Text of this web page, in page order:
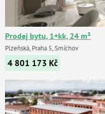
Prodej bytu, 1+kk, 24 m²
Plzeňská, Praha 5, Smíchov
4 801 173 Kč